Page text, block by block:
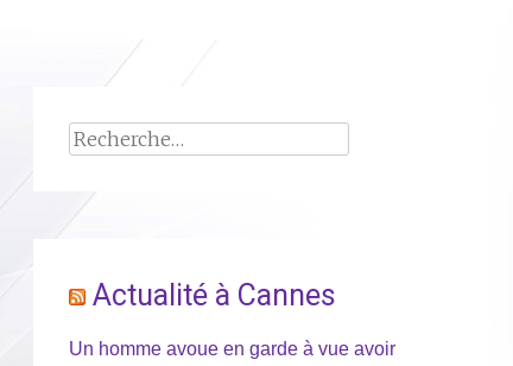
Rechercher :
Actualité à Cannes
Un homme avoue en garde à vue avoir